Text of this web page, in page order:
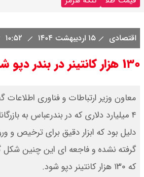
اقتصادی ۱۵ اردیبهشت ۱۴۰۴
۱۳۰ هزار کانتینر در بندر دپو شده بود
۴ میلیارد دلاری که در بندرعباس به
دلیل بود که ابزار دقیق برای ترخیص و
گرفته نشده و فاجعه ای این چنین
که ۱۳۰ هزار کانتینر دپو شود.